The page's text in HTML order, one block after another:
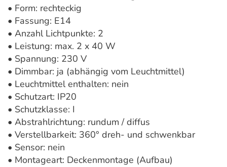
• Form: rechteckig
• Fassung: E14
• Anzahl Lichtpunkte: 2
• Leistung: max. 2 x 40 W
• Spannung: 230 V
• Dimmbar: ja (abhängig vom Leuchtmittel)
• Leuchtmittel enthalten: nein
• Schutzart: IP20
• Schutzklasse: I
• Abstrahlrichtung: rundum / diffus
• Verstellbarkeit: 360° dreh- und schwenkbar
• Sensor: nein
• Montageart: Deckenmontage (Aufbau)